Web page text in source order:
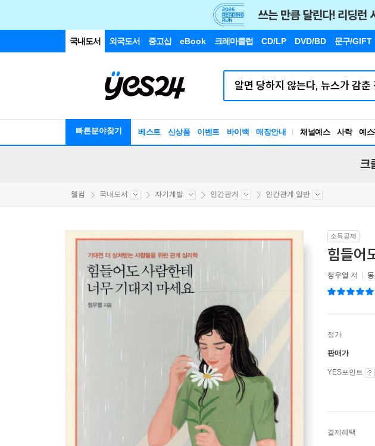
국내도서 외국도서 중고샵 eBook 크레마클럽 CD/LP DVD/BD 문구/GIFT
빠른분야찾기 베스트 신상품 이벤트 바이백 매장안내 채널예스 사락 예
크
웰컴 국내도서 자기계발 인간관계 인간관계 일반
소득공제
힘들어
정우열 저
정가
판매가
YES포인트
결제혜택